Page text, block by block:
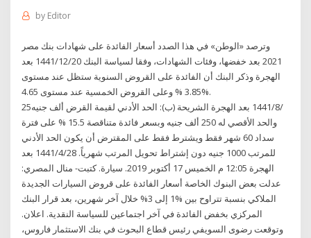
by Editor
وترصد «الوطن» في هذا الصدد أسعار الفائدة على شهادات بنك مصر
2021 بعد خفضها، وفئات الشهادات، وفقا لسياسة البنك 20‏‏/12‏‏/1441 بعد
الهجرة وذكر البنك أن الفائدة على القروض السنوية ستظل عند مستوى
3.85 % وعلى القروض الخمسية عند مستوى 4.65%.
25‏‏/8‏‏/1441 بعد الهجرة الشريحة (ب): الحد الأدني لقيمة القرض ألف جنيه
والحد الأقصي له 250 ألف جنيه وبسعر فائدة متناقصة 15.5 % على فترة
سداد 60 شهر فقط ويشترط فقط على المقترض أن يكون الحد الأدني
للمرتب 1000 جنيه دون إشتراط تحويل المرتب شهرياً. 28‏‏/4‏‏/1441 بعد
الهجرة 12:05 م الخميس 17 أكتوبر 2019. سيارة. كتبت- منال المصري:
عدلت بعض البنوك الخاصة أسعار الفائدة على قروض السيارات الجديدة
الملاكي بنسبة تتراوح بين %1 إلى 3% خلال آخر شهرين، بعد قرار البنك
المركزي بخفض الفائدة في آخر اجتماعين للسياسة النقدية. اعلان.
وتوقعت رضوى السويفي رئيس قطاع البحوث في بنك الاستثمار فاروس،